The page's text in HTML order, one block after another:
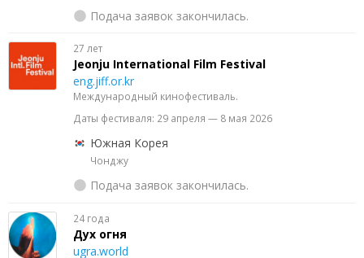
Подача заявок закончилась.
27 лет
Jeonju International Film Festival
eng.jiff.or.kr
Международный кинофестиваль.
Даты фестиваля: 29 апреля — 8 мая 2026
Южная Корея
Чонджу
Подача заявок закончилась.
24 года
Дух огня
ugra.world